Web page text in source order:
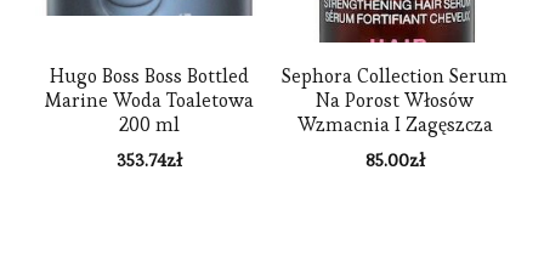
Hugo Boss Boss Bottled
Marine Woda Toaletowa
200 ml
353.74zł
Sephora Collection Serum
Na Porost Włosów
Wzmacnia I Zagęszcza
Serum Cheveux-21 50Ml
85.00zł